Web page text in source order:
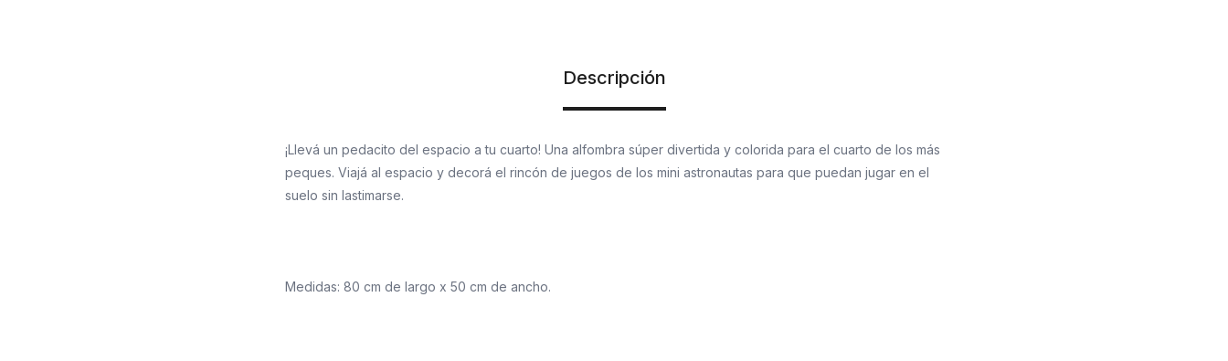
Descripción
¡Llevá un pedacito del espacio a tu cuarto! Una alfombra súper divertida y colorida para el cuarto de los más
peques. Viajá al espacio y decorá el rincón de juegos de los mini astronautas para que puedan jugar en el
suelo sin lastimarse.
Medidas: 80 cm de largo x 50 cm de ancho.